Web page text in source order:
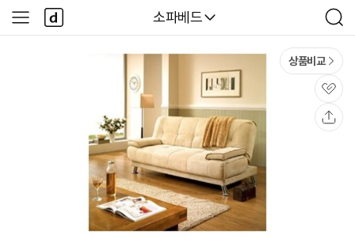
다나와
소파베드
검
색
사
이
다
나
와
상품비교
관
심